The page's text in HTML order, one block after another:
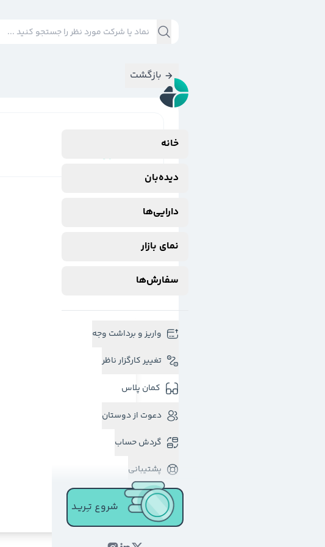
خانه
دیده‌بان
دارایی‌ها
نمای بازار
سفارش‌ها
واریز و برداشت وجه
تغییر کارگزار ناظر
کمان پلاس
دعوت از دوستان
گردش حساب
پشتیبانی
شروع تـِـریـد
بازگشت